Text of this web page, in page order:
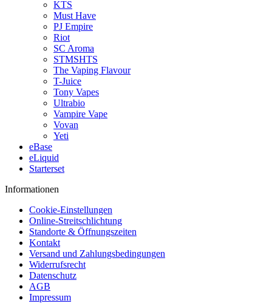
KTS
Must Have
PJ Empire
Riot
SC Aroma
STMSHTS
The Vaping Flavour
T-Juice
Tony Vapes
Ultrabio
Vampire Vape
Vovan
Yeti
eBase
eLiquid
Starterset
Informationen
Cookie-Einstellungen
Online-Streitschlichtung
Standorte & Öffnungszeiten
Kontakt
Versand und Zahlungsbedingungen
Widerrufsrecht
Datenschutz
AGB
Impressum